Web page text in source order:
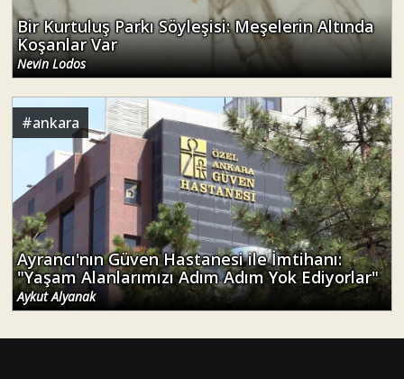
Ayrancı'nın Güven Hastanesi ile İmtihanı:
"Yaşam Alanlarımızı Adım Adım Yok Ediyorlar"
Aykut Alyanak
ANASAYFA |CANLI YAYIN|ARŞİV|ABONELİK|
İLETİŞİM
Neden Solfasol?